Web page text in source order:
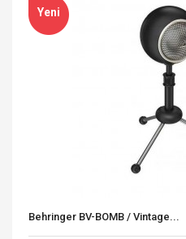
Yeni
Behringer BV-BOMB / Vintage...